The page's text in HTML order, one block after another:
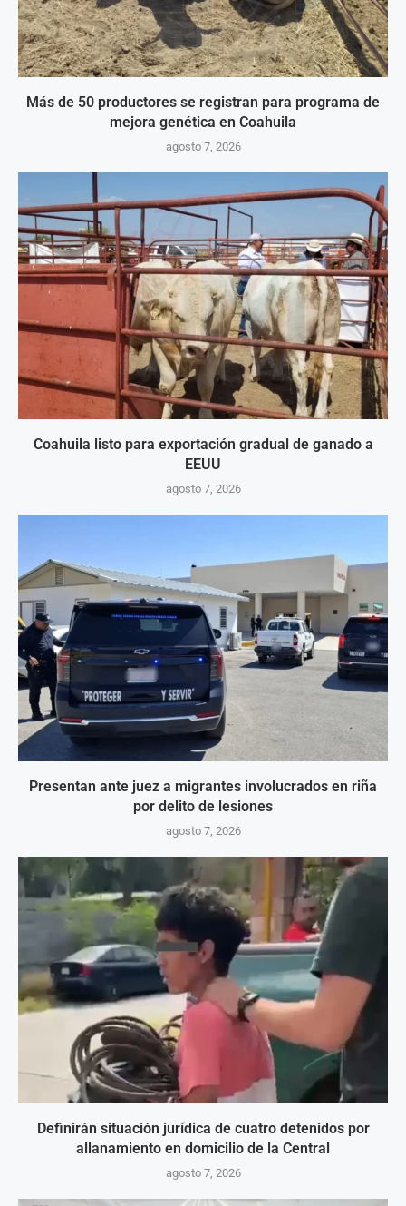
Más de 50 productores se registran para programa de
mejora genética en Coahuila
agosto 7, 2026
Coahuila listo para exportación gradual de ganado a
EEUU
agosto 7, 2026
Presentan ante juez a migrantes involucrados en riña
por delito de lesiones
agosto 7, 2026
Definirán situación jurídica de cuatro detenidos por
allanamiento en domicilio de la Central
agosto 7, 2026